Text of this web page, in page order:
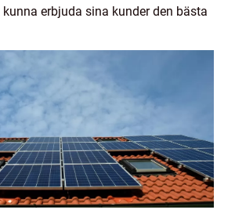
erbjuda sina kunder den bästa